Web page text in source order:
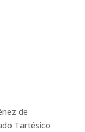
de
Tartésico